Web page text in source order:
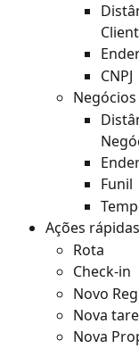
CNPJ
Negócios
Funil
Ações
Rota
Check-in
Novo
Nova
Nova